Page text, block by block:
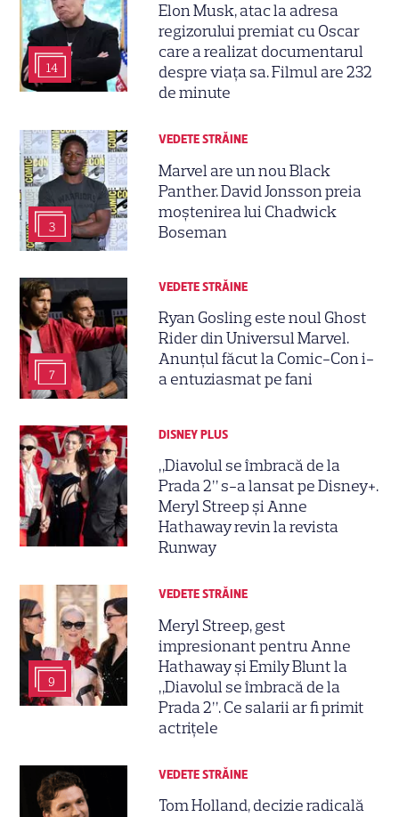
14
Elon Musk, atac la adresa
regizorului premiat cu Oscar
care a realizat documentarul
despre viața sa. Filmul are 232
de minute
3
VEDETE STRĂINE
Marvel are un nou Black
Panther. David Jonsson preia
moștenirea lui Chadwick
Boseman
7
VEDETE STRĂINE
Ryan Gosling este noul Ghost
Rider din Universul Marvel.
Anunțul făcut la Comic-Con i-
a entuziasmat pe fani
DISNEY PLUS
„Diavolul se îmbracă de la
Prada 2” s-a lansat pe Disney+.
Meryl Streep și Anne
Hathaway revin la revista
Runway
9
VEDETE STRĂINE
Meryl Streep, gest
impresionant pentru Anne
Hathaway și Emily Blunt la
„Diavolul se îmbracă de la
Prada 2”. Ce salarii ar fi primit
actrițele
VEDETE STRĂINE
Tom Holland, decizie radicală